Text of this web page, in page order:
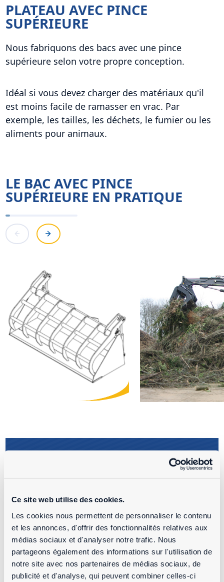
Ce site web utilise des cookies.
Les cookies nous permettent de personnaliser le contenu
et les annonces, d'offrir des fonctionnalités relatives aux
médias sociaux et d'analyser notre trafic. Nous
partageons également des informations sur l'utilisation de
notre site avec nos partenaires de médias sociaux, de
publicité et d'analyse, qui peuvent combiner celles-ci
PLATEAU AVEC PINCE
SUPÉRIEURE
Nous fabriquons des bacs avec une pince
supérieure selon votre propre conception.
Idéal si vous devez charger des matériaux qu'il
est moins facile de ramasser en vrac. Par
exemple, les tailles, les déchets, le fumier ou les
aliments pour animaux.
LE BAC AVEC PINCE
SUPÉRIEURE EN PRATIQUE